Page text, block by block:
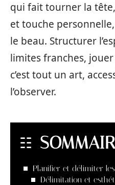
qui fait tourner la
et touche
le beau. Structurer
limites franches,
c’est tout un art,
l’observer.
Planifier et délimiter
Délimitation et